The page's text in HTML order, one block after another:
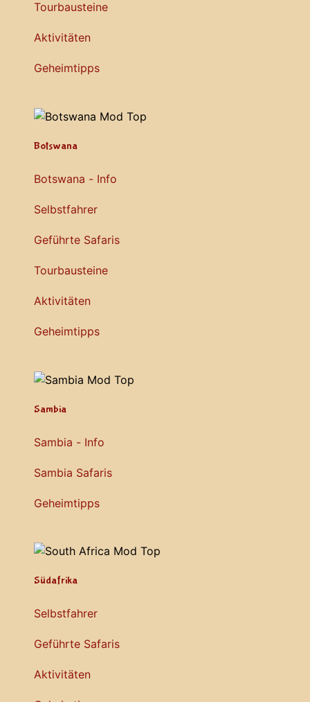
Tourbausteine
Aktivitäten
Geheimtipps
Botswana
Botswana - Info
Selbstfahrer
Geführte Safaris
Tourbausteine
Aktivitäten
Geheimtipps
Sambia
Sambia - Info
Sambia Safaris
Geheimtipps
Südafrika
Selbstfahrer
Geführte Safaris
Aktivitäten